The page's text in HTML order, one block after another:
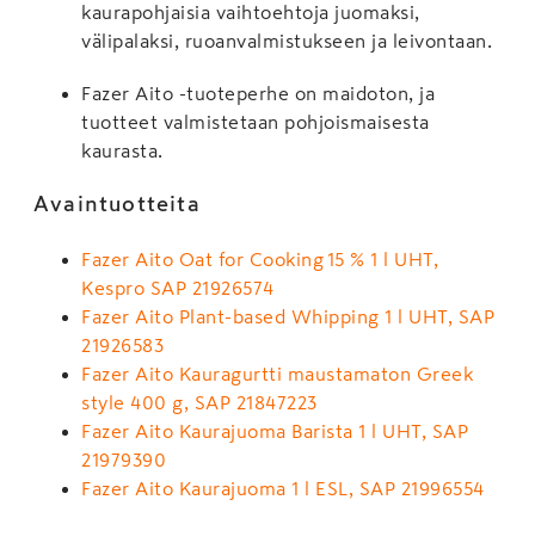
kaurapohjaisia vaihtoehtoja juomaksi,
välipalaksi, ruoanvalmistukseen ja leivontaan.
Fazer Aito -tuoteperhe on maidoton, ja
tuotteet valmistetaan pohjoismaisesta
kaurasta.
Avaintuotteita
Fazer Aito Oat for Cooking 15 % 1 l UHT,
Kespro SAP 21926574
Fazer Aito Plant-based Whipping 1 l UHT, SAP
21926583
Fazer Aito Kauragurtti maustamaton Greek
style 400 g, SAP 21847223
Fazer Aito Kaurajuoma Barista 1 l UHT, SAP
21979390
Fazer Aito Kaurajuoma 1 l ESL, SAP 21996554